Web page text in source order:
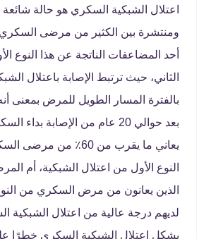
اعتلال الشبكية السكري هو حالة شائعة
ومنتشرة بين الكثير من مرضى
أحد المضاعفات الناتجة عن هذا النوع
الثاني، حيث ترتبط الإصابة باعتلال
بالفترة المسار الطويل للمرض بمعنى
بعد حوالي 20 عام من الإصابة بداء
يعاني ما يقرب من 60٪ من مرضى
النوع الأول من اعتلال الشبكية، أم
لديهم درجة عالية من اعتلال الشبكية
يشكل اعتلال الشبكية السكري خطرًا